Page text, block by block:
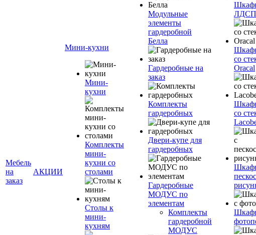
Мебель
на
заказ
АКЦИИ
Мини-кухни
Мини-
кухни
Комплекты
мини-
кухни со
столами
Столы к
мини-
кухням
Модульные
элементы
гардеробной
Белла
Гардеробные на
заказ
Комплекты
гардеробных
Двери-купе для
гардеробных
Гардеробные
МОДУС по
элементам
Комплекты
гардеробной
МОДУС
ЛДСП
со
Oracal
со